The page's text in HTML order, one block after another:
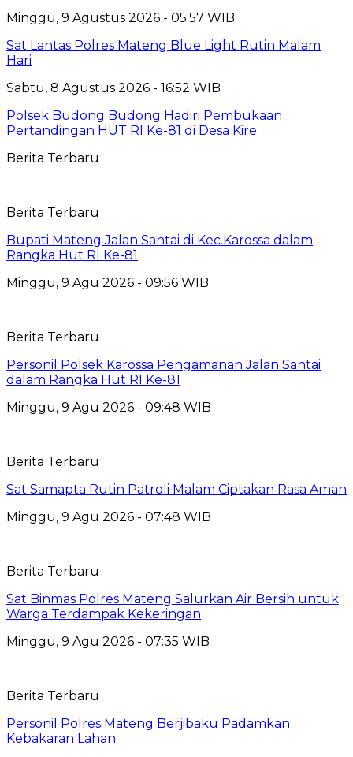
Minggu, 9 Agustus 2026 - 05:57 WIB
Sat Lantas Polres Mateng Blue Light Rutin Malam
Hari
Sabtu, 8 Agustus 2026 - 16:52 WIB
Polsek Budong Budong Hadiri Pembukaan
Pertandingan HUT RI Ke-81 di Desa Kire
Berita Terbaru
Berita Terbaru
Bupati Mateng Jalan Santai di Kec.Karossa dalam
Rangka Hut RI Ke-81
Minggu, 9 Agu 2026 - 09:56 WIB
Berita Terbaru
Personil Polsek Karossa Pengamanan Jalan Santai
dalam Rangka Hut RI Ke-81
Minggu, 9 Agu 2026 - 09:48 WIB
Berita Terbaru
Sat Samapta Rutin Patroli Malam Ciptakan Rasa Aman
Minggu, 9 Agu 2026 - 07:48 WIB
Berita Terbaru
Sat Binmas Polres Mateng Salurkan Air Bersih untuk
Warga Terdampak Kekeringan
Minggu, 9 Agu 2026 - 07:35 WIB
Berita Terbaru
Personil Polres Mateng Berjibaku Padamkan
Kebakaran Lahan